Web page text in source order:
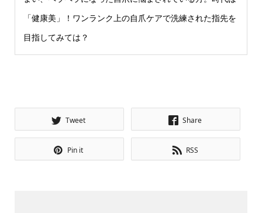
「健康美」！ワンランク上の自爪ケアで洗練された指先を
目指してみては？
Tweet Share
Pin it RSS